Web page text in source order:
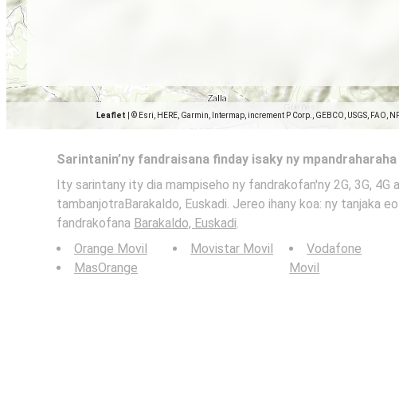
Leaflet © Esri, HERE, Garmin, Intermap, increment P Corp., GEBCO, USGS, FAO,
Sarintanin’ny fandraisana finday isaky ny mpandraharaha
Ity sarintany ity dia mampiseho ny fandrakofan'ny 2G, 3G, 4G
tambanjotraBarakaldo, Euskadi. Jereo ihany koa: ny tanjaka
fandrakofana Barakaldo, Euskadi.
Orange Movil
MasOrange
Movistar Movil
Vodafone
Movil